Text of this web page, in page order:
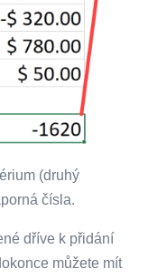
(druhý
čísla.
dříve k přidání
můžete mít